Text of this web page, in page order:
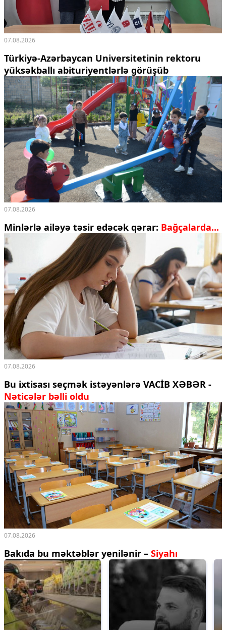
07.08.2026
Türkiyə-Azərbaycan Universitetinin rektoru
yüksəkballı abituriyentlərlə görüşüb
07.08.2026
Minlərlə ailəyə təsir edəcək qərar: Bağçalarda...
07.08.2026
Bu ixtisası seçmək istəyənlərə VACİB XƏBƏR -
Nəticələr bəlli oldu
07.08.2026
Bakıda bu məktəblər yenilənir – Siyahı